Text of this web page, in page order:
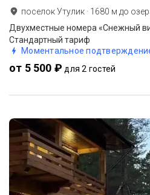
поселок Утулик · 1680 м до
Двухместные номера «Снежный
Стандартный тариф
Моментальное
от 5 500 ₽ для 2 гостей